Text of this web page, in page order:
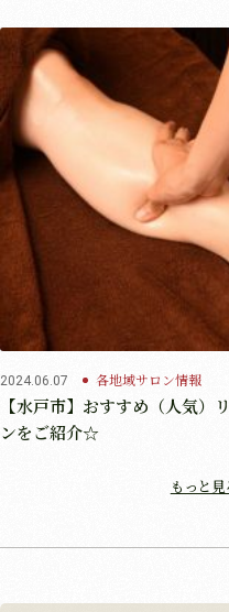
2024.06.07 各地域サロン情報
【水戸市】おすすめ（人気）
ンをご紹介☆
もっと見